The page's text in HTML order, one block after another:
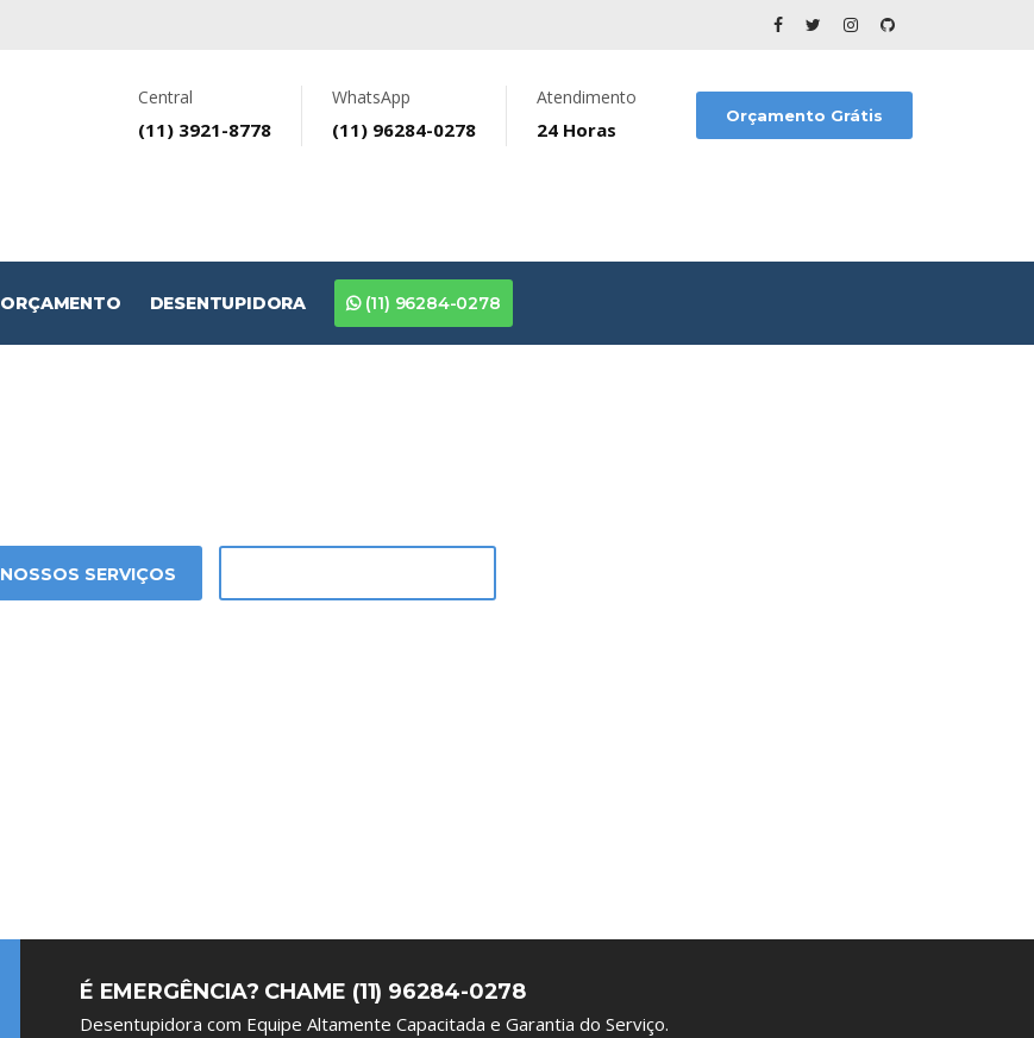
Central
(11) 3921-8778
WhatsApp
(11) 96284-0278
Atendimento
24 Horas
Orçamento Grátis
ORÇAMENTO DESENTUPIDORA (11) 96284-0278
NOSSOS SERVIÇOS
É EMERGÊNCIA? CHAME (11) 96284-0278
Desentupidora com Equipe Altamente Capacitada e Garantia do Serviço.